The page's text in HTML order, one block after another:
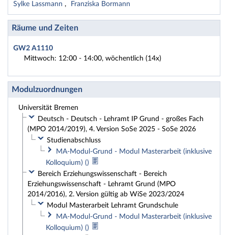
Sylke Lassmann Franziska Bormann
Räume und Zeiten
GW2 A1110
Mittwoch: 12:00 - 14:00, wöchentlich (14x)
Modulzuordnungen
Universität Bremen
Deutsch - Deutsch - Lehramt IP Grund - großes Fach
(MPO 2014/2019), 4. Version SoSe 2025 - SoSe 2026
Studienabschluss
MA-Modul-Grund - Modul Masterarbeit (inklusive
Kolloquium) ()
Bereich Erziehungswissenschaft - Bereich
Erziehungswissenschaft - Lehramt Grund (MPO
2014/2016), 2. Version gültig ab WiSe 2023/2024
Modul Masterarbeit Lehramt Grundschule
MA-Modul-Grund - Modul Masterarbeit (inklusive
Kolloquium) ()